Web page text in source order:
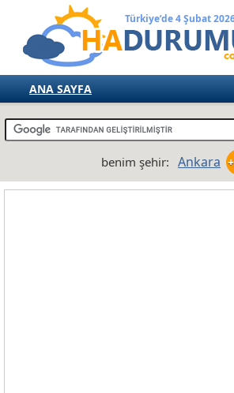
Türkiye’de 4 Şubat
ANA SAYFA
TÜRKİYE
AVRUPA
benim şehir: Ankara